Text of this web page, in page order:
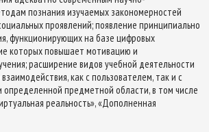
познания изучаемых закономерностей
проявлений; появление принципиально
функционирующих на базе цифровых
которых повышает мотивацию и
расширение видов учебной деятельности
как с пользователем, так и с
определенной предметной области, в том числе
реальность», «Дополненная